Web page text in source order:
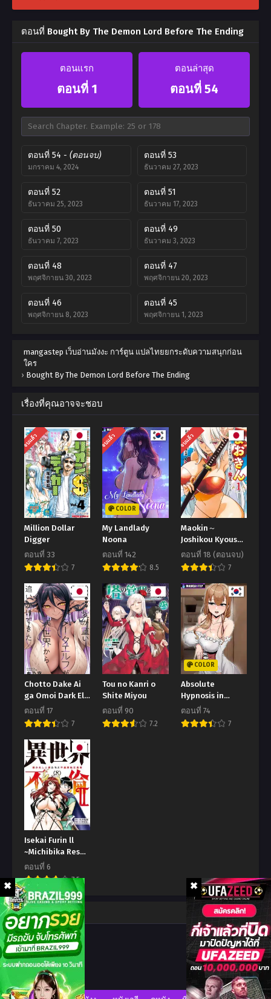
ตอนที่ Bought By The Demon Lord Before The Ending
ตอนแรก
ตอนที่ 1
ตอนล่าสุด
ตอนที่ 54
ตอนที่ 54 - (ตอนจบ)
มกราคม 4, 2024
ตอนที่ 53
ธันวาคม 27, 2023
ตอนที่ 52
ธันวาคม 25, 2023
ตอนที่ 51
ธันวาคม 17, 2023
ตอนที่ 50
ธันวาคม 7, 2023
ตอนที่ 49
ธันวาคม 3, 2023
ตอนที่ 48
พฤศจิกายน 30, 2023
ตอนที่ 47
พฤศจิกายน 20, 2023
ตอนที่ 46
พฤศจิกายน 8, 2023
ตอนที่ 45
พฤศจิกายน 1, 2023
ตุลาคม 27, 2023 ตุลาคม 13, 2023
ตอนที่ 42 ตอนที่ 41
ตอนที่ 40
กันยายน 18, 2023
ตอนที่ 39
กันยายน 7, 2023
ตอนที่ 38
กันยายน 5, 2023
ตอนที่ 37
สิงหาคม 23, 2023
ตอนที่ 36
สิงหาคม 17, 2023
ตอนที่ 35
สิงหาคม 9, 2023
ตอนที่ 34
สิงหาคม 3, 2023
ตอนที่ 33
กรกฎาคม 27, 2023
ตอนที่ 32
กรกฎาคม 20, 2023 กรกฎาคม 14, 2023
ตอนที่ 30
กรกฎาคม 9, 2023
ตอนที่ 29
มิถุนายน 28, 2023
ตอนที่ 28
มิถุนายน 25, 2023
ตอนที่ 27
มิถุนายน 13, 2023
ตอนที่ 26
มิถุนายน 6, 2023
ตอนที่ 25
มิถุนายน 1, 2023
ตอนที่ 24
พฤษภาคม 24, 2023 พฤษภาคม 19, 2023
ตอนที่ 22
พฤษภาคม 14, 2023
ตอนที่ 20
พฤษภาคม 9, 2023
ตอนที่ 18
พฤษภาคม 9, 2023
ตอนที่ 16
พฤษภาคม 9, 2023
ตอนที่ 14
พฤษภาคม 9, 2023
ตอนที่ 12
พฤษภาคม 9, 2023 พฤษภาคม 9, 2023
ตอนที่ 10
พฤษภาคม 9, 2023
mangastep เว็บอ่านมังงะ การ์ตูน แปลไทยยกระดับความสนุกก่อน
ใคร
› Bought By The Demon Lord Before The Ending
เรื่องที่คุณอาจจะชอบ
จบแล้ว
Million Dollar
Digger
ตอนที่ 33
7
จบแล้ว
COLOR
My Landlady
Noona
ตอนที่ 142
8.5
จบแล้ว
Maokin～
Joshikou Kyoushi
No Ore No
Kingyoku Ni
Maou Ga Yadotta
Ken～
ตอนที่ 18 (ตอนจบ)
7
Chotto Dake Ai
ga Omoi Dark Elf
ga Isekai Kara
Oikakete Kita
ตอนที่ 17
7
Tou no Kanri o
Shite Miyou
ตอนที่ 90
7.2
COLOR
Absolute
Hypnosis in
Another World
ตอนที่ 74
7
Isekai Furin ll
~Michibika Reshi
Hitodzuma Tachi
to Bukiyo Tensei
Yuusha~
ตอนที่ 6
7.5
Comment